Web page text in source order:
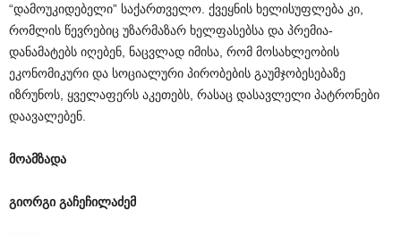
“დამოუკიდებელი” საქართველო. ქვეყნის ხელისუფლება კი,
რომლის წევრებიც უზარმაზარ ხელფასებსა და პრემია-
დანამატებს იღებენ, ნაცვლად იმისა, რომ მოსახლეობის
ეკონომიკური და სოციალური პირობების გაუმჯობესებაზე
იზრუნოს, ყველაფერს აკეთებს, რასაც დასავლელი პატრონები
დაავალებენ.
მოამზადა
გიორგი გაჩეჩილაძემ